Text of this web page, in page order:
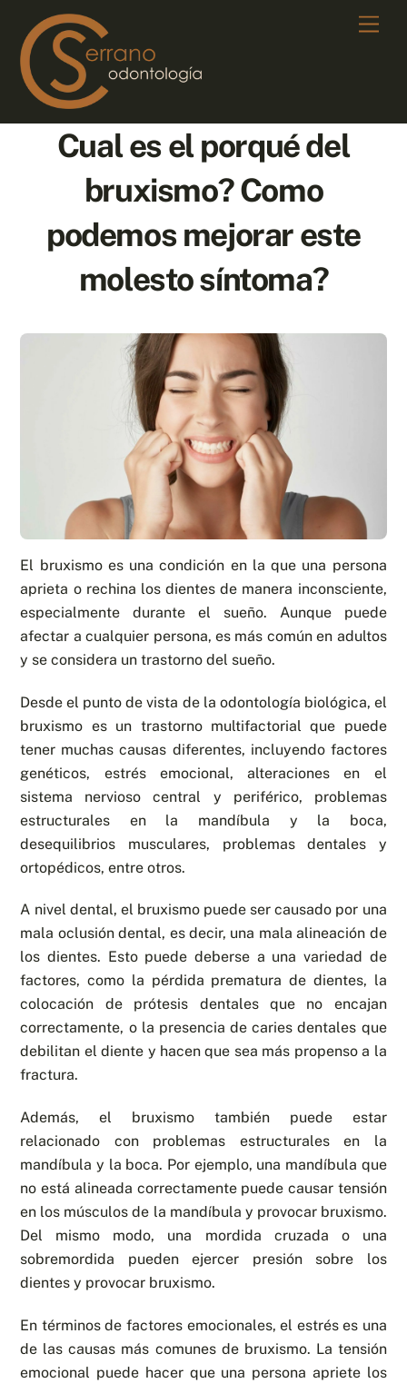
content
Cual es el porqué del
bruxismo? Como
podemos mejorar este
molesto síntoma?
El bruxismo es una condición en la que una persona
aprieta o rechina los dientes de manera inconsciente,
especialmente durante el sueño. Aunque puede
afectar a cualquier persona, es más común en adultos
y se considera un trastorno del sueño.
Desde el punto de vista de la odontología biológica, el
bruxismo es un trastorno multifactorial que puede
tener muchas causas diferentes, incluyendo factores
genéticos, estrés emocional, alteraciones en el
sistema nervioso central y periférico, problemas
estructurales en la mandíbula y la boca,
desequilibrios musculares, problemas dentales y
ortopédicos, entre otros.
A nivel dental, el bruxismo puede ser causado por una
mala oclusión dental, es decir, una mala alineación de
los dientes. Esto puede deberse a una variedad de
factores, como la pérdida prematura de dientes, la
colocación de prótesis dentales que no encajan
correctamente, o la presencia de caries dentales que
debilitan el diente y hacen que sea más propenso a la
fractura.
Además, el bruxismo también puede estar
relacionado con problemas estructurales en la
mandíbula y la boca. Por ejemplo, una mandíbula que
no está alineada correctamente puede causar tensión
en los músculos de la mandíbula y provocar bruxismo.
Del mismo modo, una mordida cruzada o una
sobremordida pueden ejercer presión sobre los
dientes y provocar bruxismo.
En términos de factores emocionales, el estrés es una
de las causas más comunes de bruxismo. La tensión
emocional puede hacer que una persona apriete los